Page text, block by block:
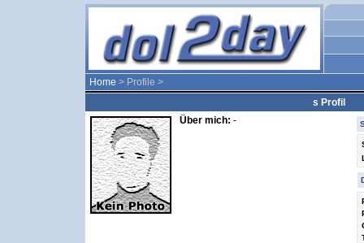
Home > Profile >
s Profil
Über mich: -